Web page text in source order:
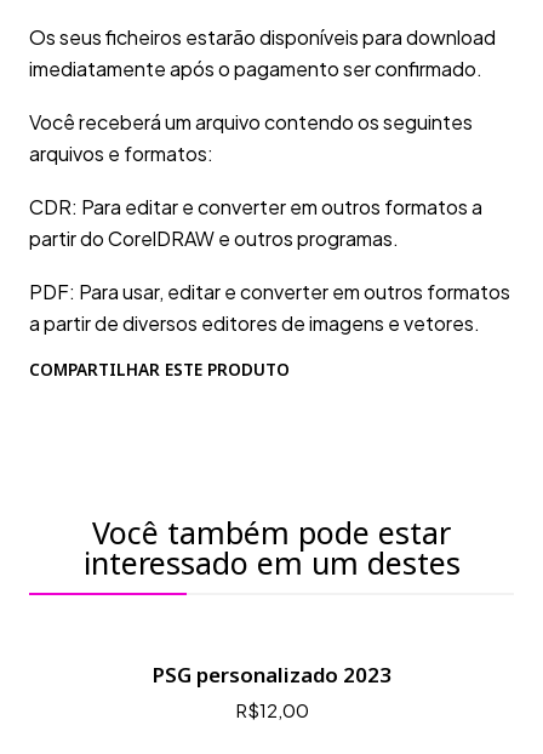
Os seus ficheiros estarão disponíveis para download
imediatamente após o pagamento ser confirmado.
Você receberá um arquivo contendo os seguintes
arquivos e formatos:
CDR: Para editar e converter em outros formatos a
partir do CorelDRAW e outros programas.
PDF: Para usar, editar e converter em outros formatos
a partir de diversos editores de imagens e vetores.
COMPARTILHAR ESTE PRODUTO
Você também pode estar
interessado em um destes
PSG personalizado 2023
R$12,00